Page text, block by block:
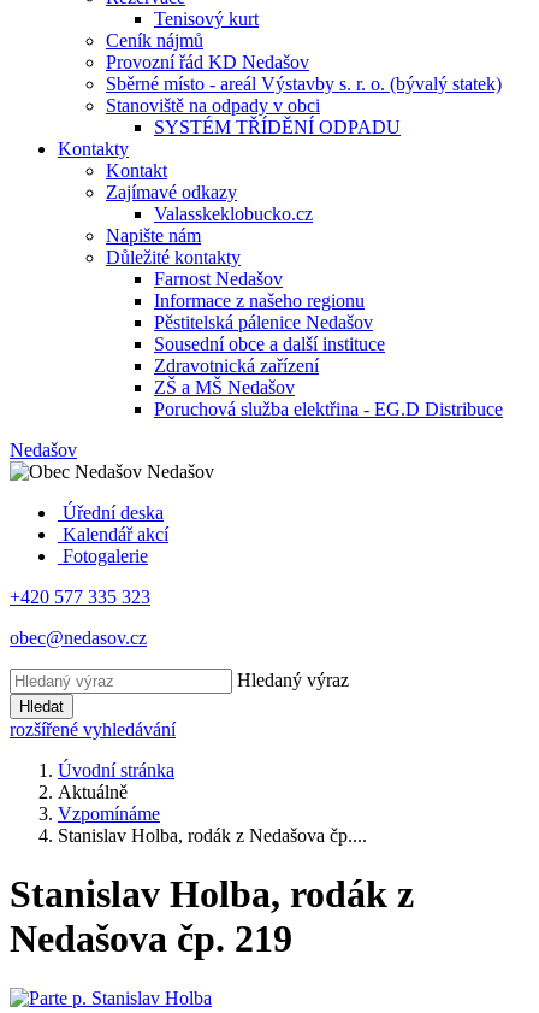
Tenisový kurt
Ceník nájmů
Provozní řád KD Nedašov
Sběrné místo - areál Výstavby s. r. o. (bývalý statek)
Stanoviště na odpady v obci
SYSTÉM TŘÍDĚNÍ ODPADU
Kontakty
Kontakt
Zajímavé odkazy
Valasskeklobucko.cz
Napište nám
Důležité kontakty
Farnost Nedašov
Informace z našeho regionu
Pěstitelská pálenice Nedašov
Sousední obce a další instituce
Zdravotnická zařízení
ZŠ a MŠ Nedašov
Poruchová služba elektřina - EG.D Distribuce
Nedašov
Nedašov
Úřední deska
Kalendář akcí
Fotogalerie
+420 577 335 323
obec@nedasov.cz
Hledaný výraz
Hledat
rozšířené vyhledávání
Úvodní stránka
Aktuálně
Vzpomínáme
Stanislav Holba, rodák z Nedašova čp....
Stanislav Holba, rodák z
Nedašova čp. 219